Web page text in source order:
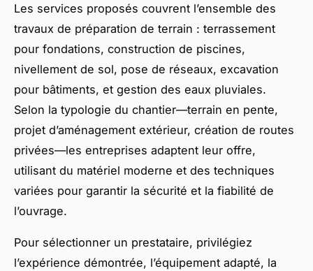
Les services proposés couvrent l’ensemble des
travaux de préparation de terrain : terrassement
pour fondations, construction de piscines,
nivellement de sol, pose de réseaux, excavation
pour bâtiments, et gestion des eaux pluviales.
Selon la typologie du chantier—terrain en pente,
projet d’aménagement extérieur, création de routes
privées—les entreprises adaptent leur offre,
utilisant du matériel moderne et des techniques
variées pour garantir la sécurité et la fiabilité de
l’ouvrage.
Pour sélectionner un prestataire, privilégiez
l’expérience démontrée, l’équipement adapté, la